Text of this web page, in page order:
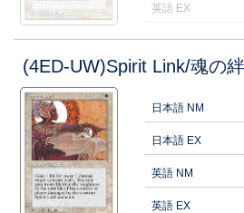
英語 EX
(4ED-UW)Spirit Link/魂の絆
日本語 NM
日本語 EX
英語 NM
英語 EX